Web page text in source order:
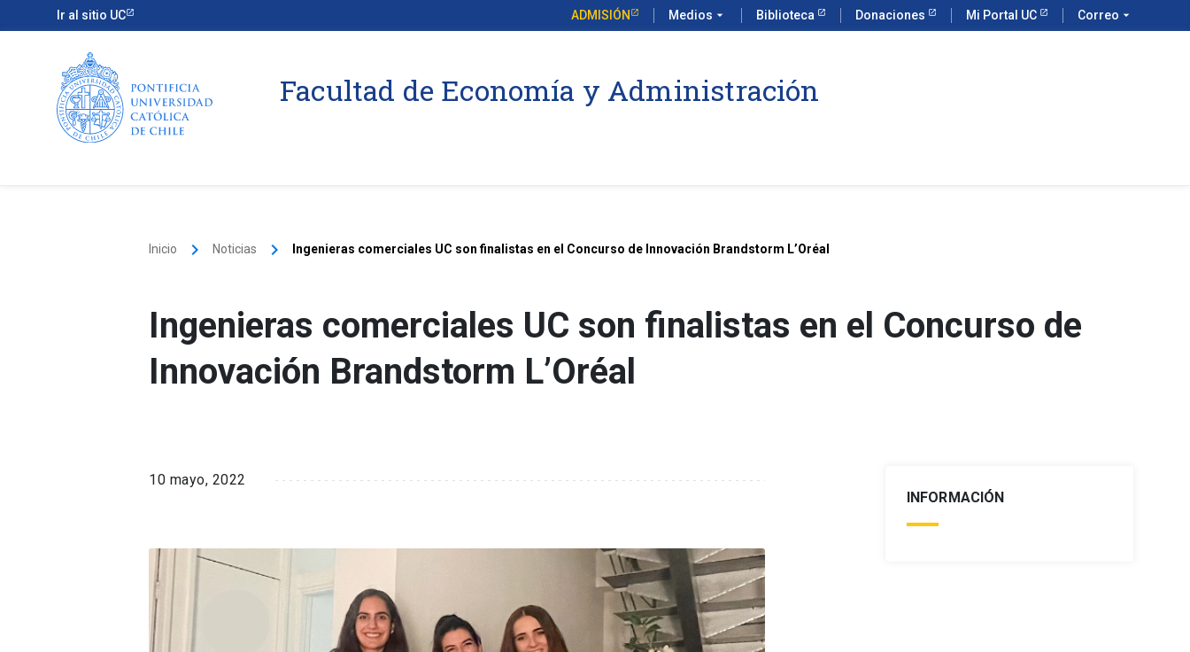
Ir al sitio UC ADMISIÓN Medios arrow_drop_down Biblioteca Donaciones Mi Portal UC Correo arrow_drop_down
Facultad de Economía y Administración
Inicio keyboard_arrow_right Noticias keyboard_arrow_right Ingenieras comerciales UC son finalistas en el Concurso de Innovación Brandstorm L’Oréal
Ingenieras comerciales UC son finalistas en el Concurso de
Innovación Brandstorm L’Oréal
10 mayo, 2022
INFORMACIÓN